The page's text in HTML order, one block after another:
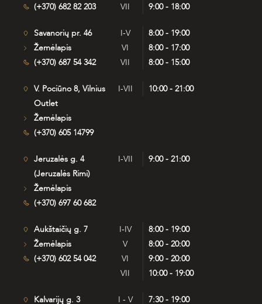
(+370) 682 82 203
VII
9:00 - 18:00
Savanorių pr. 46
Žemėlapis
(+370) 687 54 342
I-V
8:00 - 19:00
VI
8:00 - 17:00
VII
8:00 - 15:00
V. Pociūno 8, Vilnius
Outlet
Žemėlapis
(+370) 605 14799
I-VII 10:00 - 21:00
Jeruzalės g. 4
(Jeruzalės Rimi)
Žemėlapis
(+370) 697 60 682
I-VII 9:00 - 21:00
Aukštaičių g. 7
Žemėlapis
(+370) 602 54 042
I-IV
8:00 - 19:00
V
8:00 - 20:00
VI
9:00 - 20:00
VII
10:00 - 19:00
Kalvarijų g. 3
I - V
7:30 - 19:00